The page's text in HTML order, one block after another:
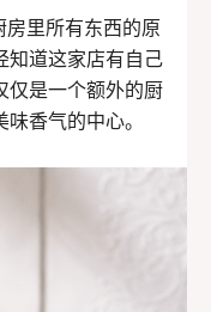
里所有东西的原
知道这家店有自己
仅是一个额外的厨
香气的中心。